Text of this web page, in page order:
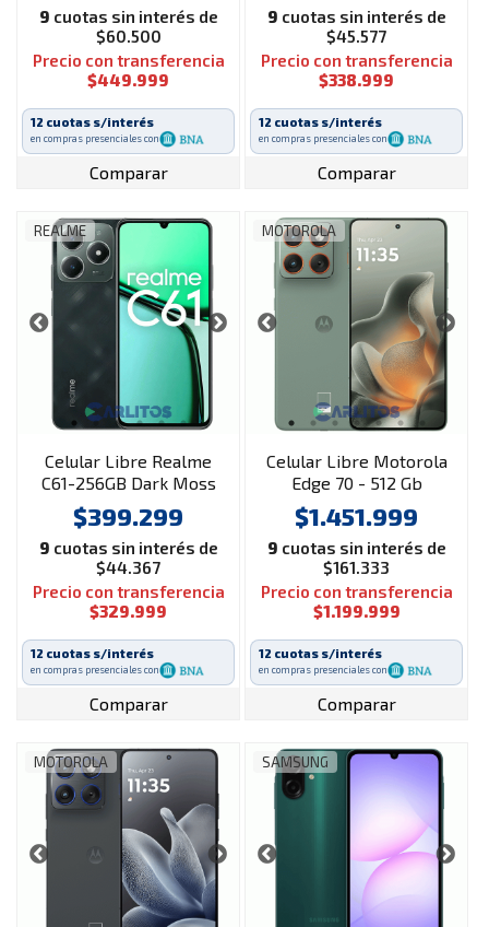
9 cuotas sin interés de
$60.500
Precio con transferencia
$449.999
12 cuotas s/interés
en compras presenciales con
Comparar
9 cuotas sin interés de
$45.577
Precio con transferencia
$338.999
12 cuotas s/interés
en compras presenciales con
Comparar
REALME
Celular Libre Realme
C61-256GB Dark Moss
Green
$399.299
9 cuotas sin interés de
$44.367
Precio con transferencia
$329.999
12 cuotas s/interés
en compras presenciales con
Comparar
MOTOROLA
Celular Libre Motorola
Edge 70 - 512 Gb
XT2601-3 Lily Pad
$1.451.999
9 cuotas sin interés de
$161.333
Precio con transferencia
$1.199.999
12 cuotas s/interés
en compras presenciales con
Comparar
MOTOROLA SAMSUNG